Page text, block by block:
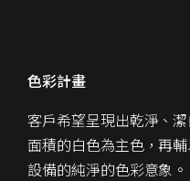
色彩計畫
客戶希望呈現出乾淨、
面積的白色為主色，再
設備的純淨的色彩意象。